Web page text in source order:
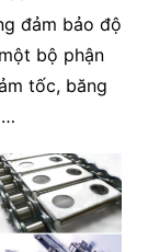
đảm bảo độ
bộ phận
tốc, băng
…